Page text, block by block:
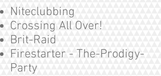
Niteclubbing
Crossing All Over!
Brit-Raid
Firestarter - The-Prodigy-
Party